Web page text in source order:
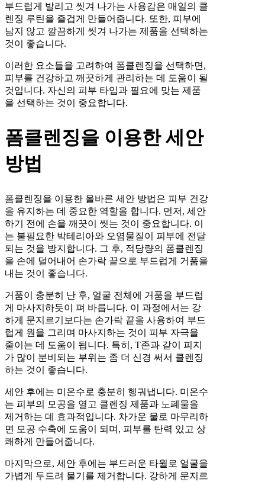
부드럽게 발리고 씻겨 나가는 사용감은 매일의 클
렌징 루틴을 즐겁게 만들어줍니다. 또한, 피부에
남지 않고 깔끔하게 씻겨 나가는 제품을 선택하는
것이 좋습니다.
이러한 요소들을 고려하여 폼클렌징을 선택하면,
피부를 건강하고 깨끗하게 관리하는 데 도움이 될
것입니다. 자신의 피부 타입과 필요에 맞는 제품
을 선택하는 것이 중요합니다.
폼클렌징을 이용한 세안
방법
폼클렌징을 이용한 올바른 세안 방법은 피부 건강
을 유지하는 데 중요한 역할을 합니다. 먼저, 세안
하기 전에 손을 깨끗이 씻는 것이 중요합니다. 이
는 불필요한 박테리아와 오염물질이 피부에 전달
되는 것을 방지합니다. 그 후, 적당량의 폼클렌징
을 손에 덜어내어 손가락 끝으로 부드럽게 거품을
내는 것이 좋습니다.
거품이 충분히 난 후, 얼굴 전체에 거품을 부드럽
게 마사지하듯이 펴 바릅니다. 이 과정에서는 강
하게 문지르기보다는 손가락 끝을 사용하여 부드
럽게 원을 그리며 마사지하는 것이 피부 자극을
줄이는 데 도움이 됩니다. 특히, T존과 같이 피지
가 많이 분비되는 부위는 좀 더 신경 써서 클렌징
하는 것이 좋습니다.
세안 후에는 미온수로 충분히 헹궈냅니다. 미온수
는 피부의 모공을 열고 클렌징 제품과 노폐물을
제거하는 데 효과적입니다. 차가운 물로 마무리하
면 모공 수축에 도움이 되며, 피부를 탄력 있고 상
쾌하게 만들어줍니다.
마지막으로, 세안 후에는 부드러운 타월로 얼굴을
가볍게 두드려 물기를 제거합니다. 강하게 문지르